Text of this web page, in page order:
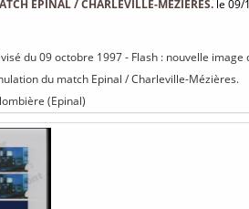
EPINAL / CHARLEVILLE-MÉZIÈRES. le 09/
du 09 octobre 1997 - Flash : nouvelle
du match Epinal / Charleville-Mézières.
(Epinal)